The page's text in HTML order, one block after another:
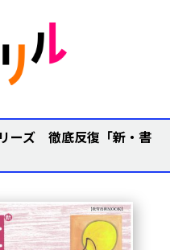
ーズ 徹底反復「新・書